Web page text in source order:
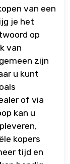
van een
je het
op
van
zijn
u kunt
of via
kan u
kopers
tijd en